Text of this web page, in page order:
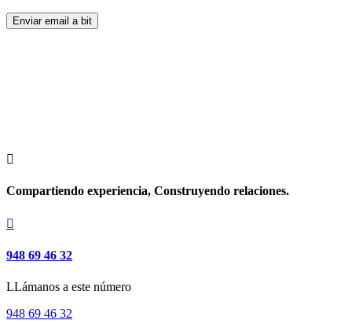
Enviar email a bit

Compartiendo experiencia, Construyendo relaciones.

948 69 46 32
LLámanos a este número
948 69 46 32